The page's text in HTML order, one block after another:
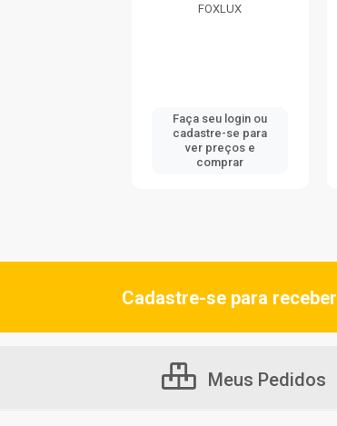
FOXLUX
Faça seu login ou
cadastre-se para
ver preços e
comprar
Cadastre-se para
Meus Pedidos